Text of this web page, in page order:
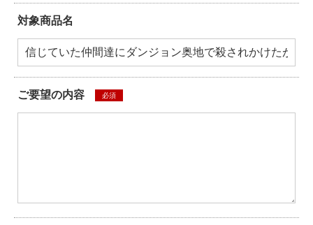
対象商品名
ご要望の内容 必須